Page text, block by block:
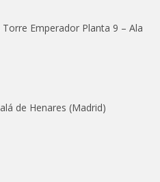
Emperador Planta 9 – Ala
de Henares (Madrid)